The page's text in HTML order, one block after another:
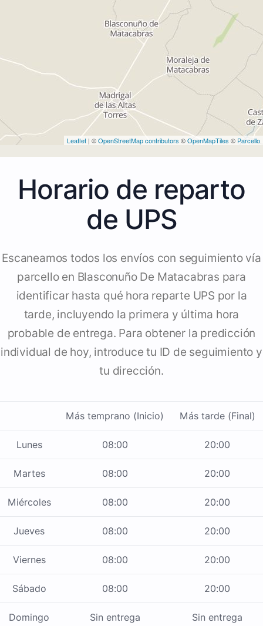
Leaflet | ©OpenStreetMap contributors ©OpenMapTiles © Parcello
Horario de reparto
de UPS
Escaneamos todos los envíos con seguimiento vía
parcello en Blasconuño De Matacabras para
identificar hasta qué hora reparte UPS por la
tarde, incluyendo la primera y última hora
probable de entrega. Para obtener la predicción
individual de hoy, introduce tu ID de seguimiento y
tu dirección.
Más temprano (Inicio) Más tarde (Final)
Lunes 08:00 20:00
Martes 08:00 20:00
Miércoles 08:00 20:00
Jueves 08:00 20:00
Viernes 08:00 20:00
Sábado 08:00 20:00
Domingo Sin entrega Sin entrega